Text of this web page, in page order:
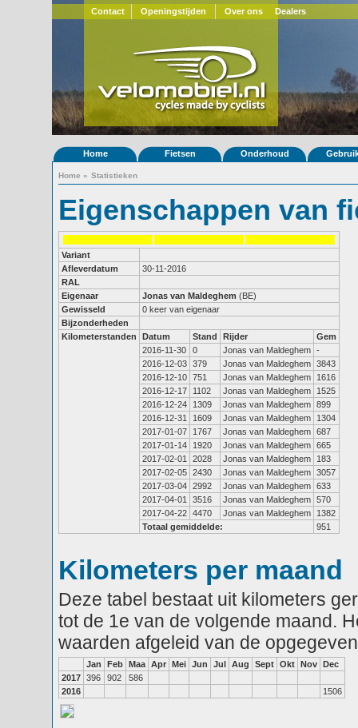
Contact Openingstijden Over ons Dealers
Home Fietsen Onderhoud
Home » Statistieken
Eigenschappen van
Variant
Afleverdatum
30-11-2016
RAL
Eigenaar
Jonas van Maldeghem (BE)
Gewisseld
0 keer van eigenaar
Bijzonderheden
Kilometerstanden
Datum Stand Rijder
Gem
2016-11-30
0 Jonas van Maldeghem -
2016-12-03 379 Jonas van Maldeghem 3843
2016-12-10 751 Jonas van Maldeghem
1616
2016-12-17
1102 Jonas van Maldeghem
1525
2016-12-24
1309 Jonas van Maldeghem 899
2016-12-31
1609 Jonas van Maldeghem
1304
2017-01-07
1767 Jonas van Maldeghem 687
2017-01-14
1920 Jonas van Maldeghem 665
2017-02-01
2028 Jonas van Maldeghem
183
2017-02-05 2430 Jonas van Maldeghem 3057
2017-03-04 2992 Jonas van Maldeghem 633
2017-04-01
3516 Jonas van Maldeghem 570
2017-04-22 4470 Jonas van Maldeghem
1382
Totaal gemiddelde:
951
Kilometers per maand
Deze tabel bestaat uit kilometers
tot de 1e van de volgende maand.
waarden afgeleid van de
Jan Feb Maa Apr Mei Jun Jul Aug Sept Okt Nov Dec
2017 396 902
586
2016
1506